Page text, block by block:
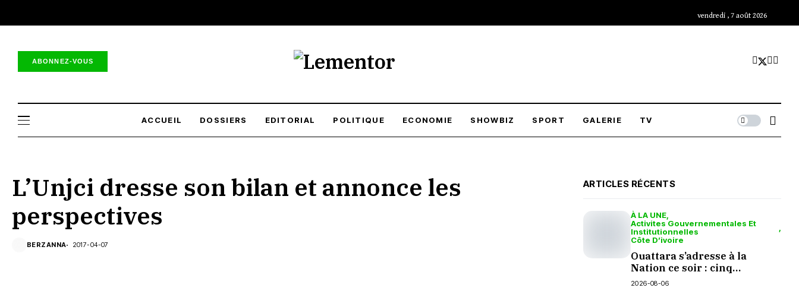
vendredi , 7 août 2026
ABONNEZ-VOUS
ACCUEIL DOSSIERS EDITORIAL POLITIQUE ECONOMIE SHOWBIZ SPORT GALERIE TV
L’Unjci dresse son bilan et annonce les
perspectives
BERZANNA 2017-04-07
ARTICLES RÉCENTS
À LA UNE
Activites Gouvernementales Et
Institutionnelles
Côte D’ivoire
Ouattara s’adresse à la
Nation ce soir : cinq
questions en suspens
2026-08-06